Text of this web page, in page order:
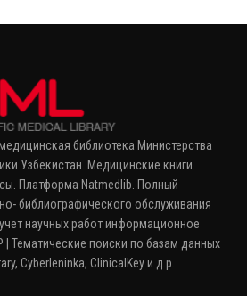
библиотека Министерства
Узбекистан. Медицинские книги.
Платформа Natmedlib. Полный
библиографического обслуживания
научных работ информационное
Тематические поиски по базам данных
Cyberleninka, ClinicalKey и д.р.